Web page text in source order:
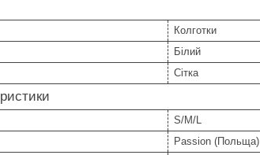
Колготки
Білий
Сітка
S/M/L
Passion (Польща)